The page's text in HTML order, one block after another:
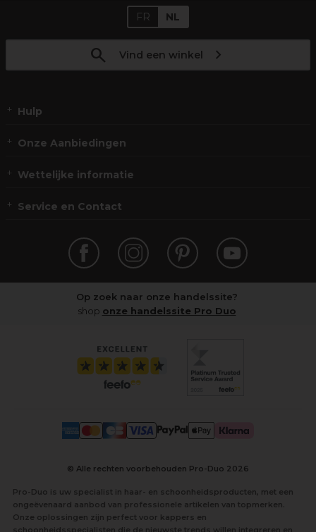
FR NL
Vind een winkel
Hulp
Onze Aanbiedingen
Wettelijke informatie
Service en Contact
Op zoek naar onze handelssite?
shop onze handelssite Pro Duo
© Alle rechten voorbehouden Pro-Duo 2026
Pro-Duo is uw specialist in haar- en schoonheidsproducten, met een
ongeëvenaard aanbod van professionele artikelen van topmerken.
Onze oplossingen zijn perfect voor kappers en
schoonheidsspecialisten die de nieuwste trends willen integreren en